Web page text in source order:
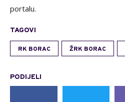
portalu.
TAGOVI
RK BORAC ŽRK BORAC
PODIJELI